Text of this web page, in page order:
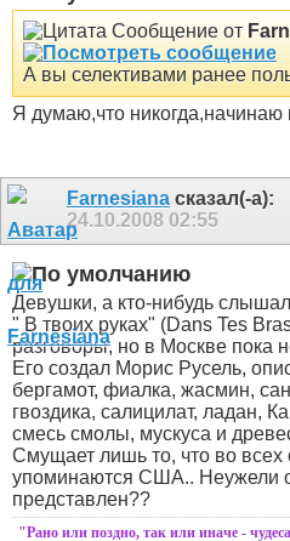
Сообщение от
А вы селективами ранее
Я думаю,что никогда,начинаю
Farnesiana сказал(-а):
24.10.2008 02:55
Девушки, а кто-нибудь
" В твоих руках" (Dans Tes
разговоры, но в Москве пока
Его создал Морис Русель,
бергамот, фиалка, жасмин,
гвоздика, салицилат, ладан,
смесь смолы, мускуса и
Смущает лишь то, что во всех
упоминаются США.. Неужели
представлен??
"Рано или поздно, так или иначе -